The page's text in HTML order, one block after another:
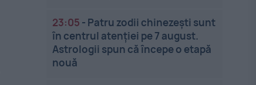
23:05 - Patru zodii chinezești sunt
în centrul atenției pe 7 august.
Astrologii spun că începe o etapă
nouă